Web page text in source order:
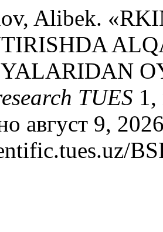
Alibek.
TUES
август 9,